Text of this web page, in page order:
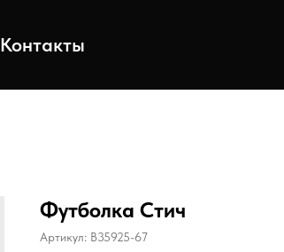
Контакты
Футболка Стич
Артикул: B35925-67